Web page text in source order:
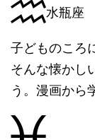
水瓶座
子どものころ
そんな懐かし
う。漫画から